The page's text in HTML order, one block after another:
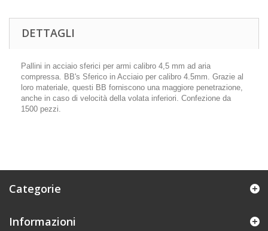
DETTAGLI
Pallini in acciaio sferici per armi calibro 4,5 mm ad aria
compressa. BB's Sferico in Acciaio per calibro 4.5mm. Grazie al
loro materiale, questi BB forniscono una maggiore penetrazione,
anche in caso di velocità della volata inferiori. Confezione da
1500 pezzi.
Categorie
Informazioni